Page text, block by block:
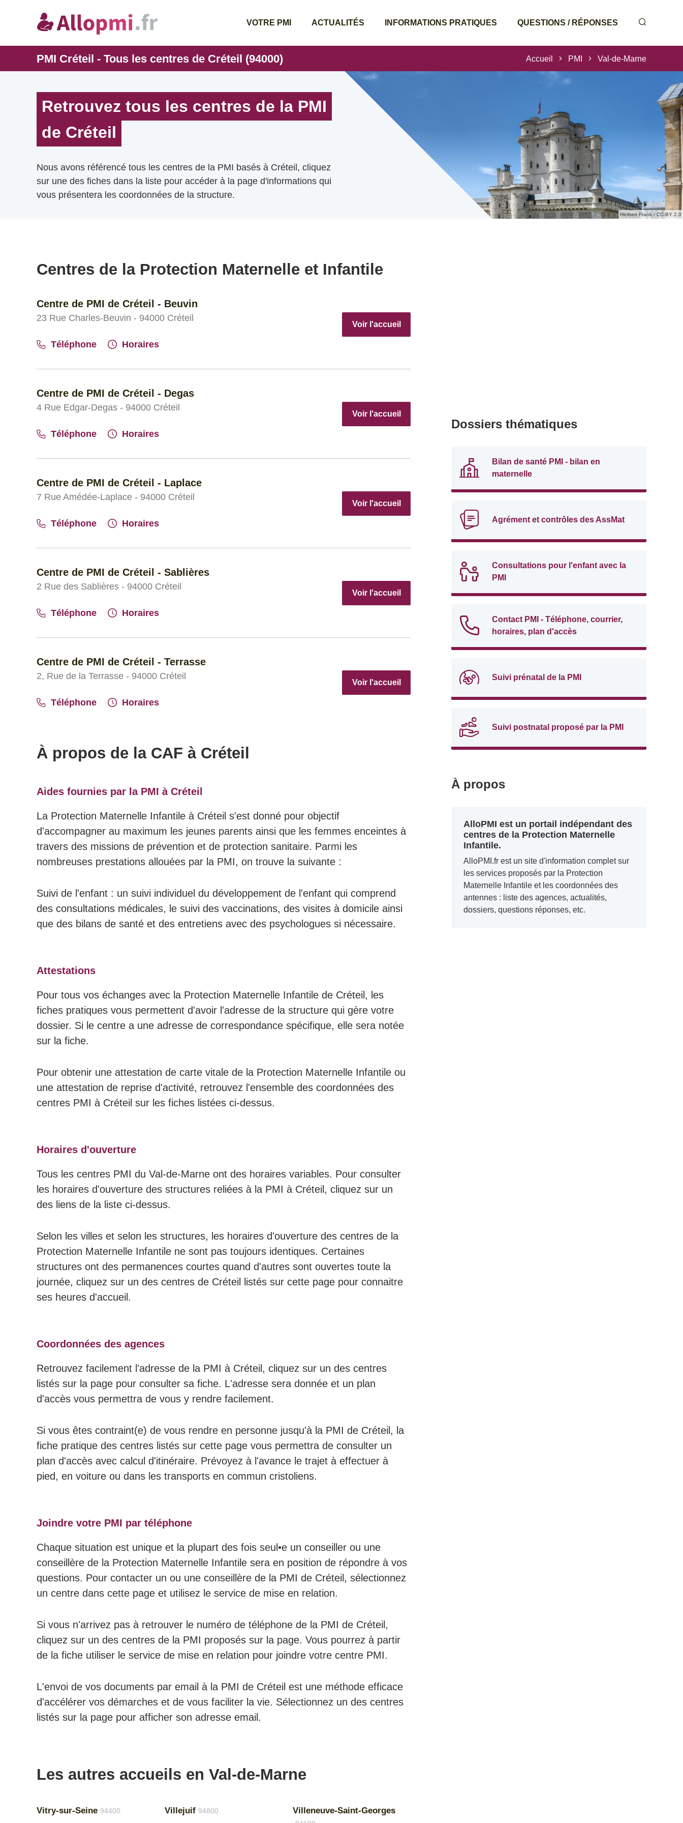
VOTRE PMI ACTUALITÉS INFORMATIONS PRATIQUES QUESTIONS / RÉPONSES
PMI Créteil - Tous les centres de Créteil (94000) Accueil PMI Val-de-Marne
Herbert Frank / CC-BY 2.0
Retrouvez tous les centres de la PMI
de Créteil
Nous avons référencé tous les centres de la PMI basés à Créteil, cliquez
sur une des fiches dans la liste pour accéder à la page d'informations qui
vous présentera les coordonnées de la structure.
Centres de la Protection Maternelle et Infantile
Centre de PMI de Créteil - Beuvin
23 Rue Charles-Beuvin - 94000 Créteil
Téléphone Horaires
Voir l'accueil
Centre de PMI de Créteil - Degas
4 Rue Edgar-Degas - 94000 Créteil
Téléphone Horaires
Voir l'accueil
Centre de PMI de Créteil - Laplace
7 Rue Amédée-Laplace - 94000 Créteil
Téléphone Horaires
Voir l'accueil
Centre de PMI de Créteil - Sablières
2 Rue des Sablières - 94000 Créteil
Téléphone Horaires
Voir l'accueil
Centre de PMI de Créteil - Terrasse
2, Rue de la Terrasse - 94000 Créteil
Téléphone Horaires
Voir l'accueil
À propos de la CAF à Créteil
Aides fournies par la PMI à Créteil
La Protection Maternelle Infantile à Créteil s'est donné pour objectif
d'accompagner au maximum les jeunes parents ainsi que les femmes enceintes à
travers des missions de prévention et de protection sanitaire. Parmi les
nombreuses prestations allouées par la PMI, on trouve la suivante :
Suivi de l'enfant : un suivi individuel du développement de l'enfant qui comprend
des consultations médicales, le suivi des vaccinations, des visites à domicile ainsi
que des bilans de santé et des entretiens avec des psychologues si nécessaire.
Attestations
Pour tous vos échanges avec la Protection Maternelle Infantile de Créteil, les
fiches pratiques vous permettent d'avoir l'adresse de la structure qui gère votre
dossier. Si le centre a une adresse de correspondance spécifique, elle sera notée
sur la fiche.
Pour obtenir une attestation de carte vitale de la Protection Maternelle Infantile ou
une attestation de reprise d'activité, retrouvez l'ensemble des coordonnées des
centres PMI à Créteil sur les fiches listées ci-dessus.
Horaires d'ouverture
Tous les centres PMI du Val-de-Marne ont des horaires variables. Pour consulter
les horaires d'ouverture des structures reliées à la PMI à Créteil, cliquez sur un
des liens de la liste ci-dessus.
Selon les villes et selon les structures, les horaires d'ouverture des centres de la
Protection Maternelle Infantile ne sont pas toujours identiques. Certaines
structures ont des permanences courtes quand d'autres sont ouvertes toute la
journée, cliquez sur un des centres de Créteil listés sur cette page pour connaitre
ses heures d'accueil.
Coordonnées des agences
Retrouvez facilement l'adresse de la PMI à Créteil, cliquez sur un des centres
listés sur la page pour consulter sa fiche. L'adresse sera donnée et un plan
d'accès vous permettra de vous y rendre facilement.
Si vous êtes contraint(e) de vous rendre en personne jusqu'à la PMI de Créteil, la
fiche pratique des centres listés sur cette page vous permettra de consulter un
plan d'accès avec calcul d'itinéraire. Prévoyez à l'avance le trajet à effectuer à
pied, en voiture ou dans les transports en commun cristoliens.
Joindre votre PMI par téléphone
Chaque situation est unique et la plupart des fois seul•e un conseiller ou une
conseillère de la Protection Maternelle Infantile sera en position de répondre à vos
questions. Pour contacter un ou une conseillère de la PMI de Créteil, sélectionnez
un centre dans cette page et utilisez le service de mise en relation.
Si vous n'arrivez pas à retrouver le numéro de téléphone de la PMI de Créteil,
cliquez sur un des centres de la PMI proposés sur la page. Vous pourrez à partir
de la fiche utiliser le service de mise en relation pour joindre votre centre PMI.
L'envoi de vos documents par email à la PMI de Créteil est une méthode efficace
d'accélérer vos démarches et de vous faciliter la vie. Sélectionnez un des centres
listés sur la page pour afficher son adresse email.
Les autres accueils en Val-de-Marne
Vitry-sur-Seine 94400 Villejuif 94800 Villeneuve-Saint-Georges
Dossiers thématiques
Bilan de santé PMI - bilan en
maternelle
Agrément et contrôles des AssMat
Consultations pour l'enfant avec la
PMI
Contact PMI - Téléphone, courrier,
horaires, plan d'accès
Suivi prénatal de la PMI
Suivi postnatal proposé par la PMI
À propos
AlloPMI est un portail indépendant des
centres de la Protection Maternelle
Infantile.
AlloPMI.fr est un site d'information complet sur
les services proposés par la Protection
Maternelle Infantile et les coordonnées des
antennes : liste des agences, actualités,
dossiers, questions réponses, etc.